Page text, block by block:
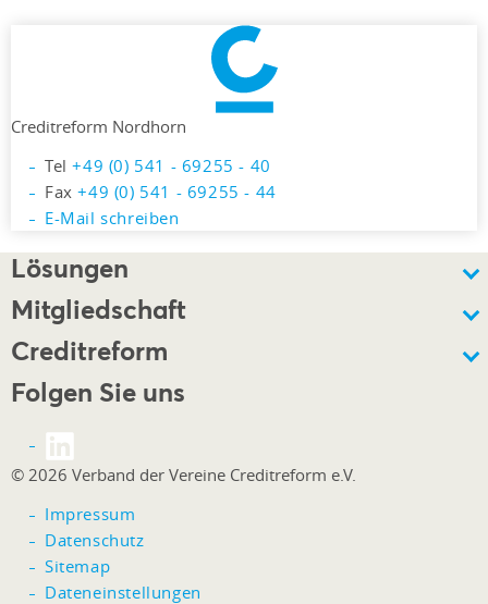
Creditreform Nordhorn
Tel+49 (0) 541 - 69255 - 40
Fax+49 (0) 541 - 69255 - 44
E-Mail schreiben
Lösungen
Mitgliedschaft
Creditreform
Folgen Sie uns
© 2026 Verband der Vereine Creditreform e.V.
Impressum
Datenschutz
Sitemap
Dateneinstellungen